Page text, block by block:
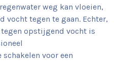
weg kan vloeien,
vocht tegen te gaan. Echter,
opstijgend vocht is
voor een